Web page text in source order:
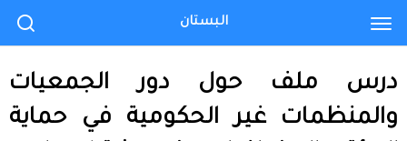
درس ملف حول دور الجمعيات
والمنظمات غير الحكومية في حماية
البستان